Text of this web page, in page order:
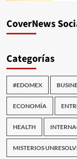
CoverNews
Categorías
#EDOMEX
ECONOMÍA
HEALTH
MISTERIOS